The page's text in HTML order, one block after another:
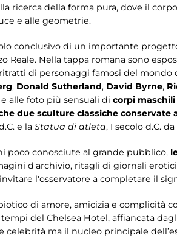
ricerca della forma pura, dove il
e alle geometrie.
conclusivo di un importante
Reale. Nella tappa romana sono
di personaggi famosi del mondo
, Donald Sutherland, David Byrne,
alle foto più sensuali di corpi
due sculture classiche conservate
e la Statua di atleta, I secolo d.C.
poco conosciute al grande pubblico,
d'archivio, ritagli di giornali
l'osservatore a completare il
di amore, amicizia e complicità
del Chelsea Hotel, affiancata
ma il nucleo principale